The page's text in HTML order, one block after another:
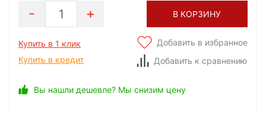
1 В КОРЗИНУ
Купить в 1 клик
Купить в кредит
Добавить в избранное
Добавить к сравнению
Вы нашли дешевле? Мы снизим цену